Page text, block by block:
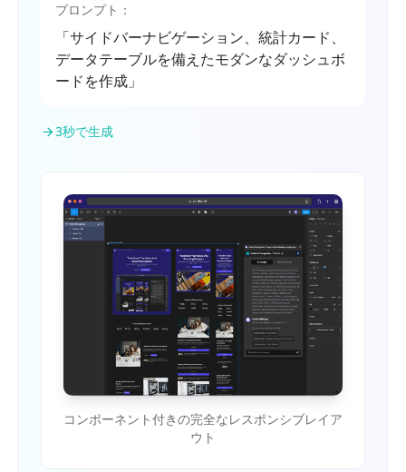
プロンプト：
「サイドバーナビゲーション、統計カード、
データテーブルを備えたモダンなダッシュボ
ードを作成」
3秒で生成
コンポーネント付きの完全なレスポンシブレイア
ウト